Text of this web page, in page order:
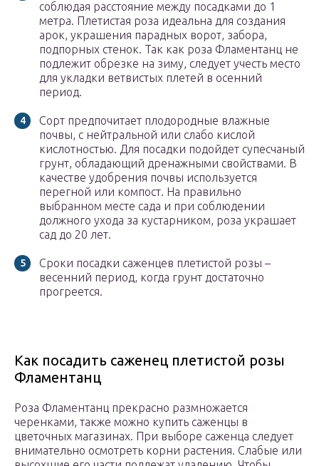
соблюдая расстояние между посадками до 1
метра. Плетистая роза идеальна для создания
арок, украшения парадных ворот, забора,
подпорных стенок. Так как роза Фламентанц не
подлежит обрезке на зиму, следует учесть место
для укладки ветвистых плетей в осенний
период.
Сорт предпочитает плодородные влажные
почвы, с нейтральной или слабо кислой
кислотностью. Для посадки подойдет супесчаный
грунт, обладающий дренажными свойствами. В
качестве удобрения почвы используется
перегной или компост. На правильно
выбранном месте сада и при соблюдении
должного ухода за кустарником, роза украшает
сад до 20 лет.
Сроки посадки саженцев плетистой розы –
весенний период, когда грунт достаточно
прогреется.
Как посадить саженец плетистой розы
Фламентанц
Роза Фламентанц прекрасно размножается
черенками, также можно купить саженцы в
цветочных магазинах. При выборе саженца следует
внимательно осмотреть корни растения. Слабые или